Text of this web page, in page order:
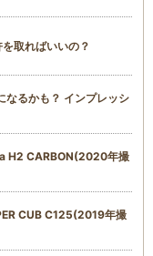
取ればいいの？
るかも？ インプレッシ
H2 CARBON(2020年撮
CUB C125(2019年撮